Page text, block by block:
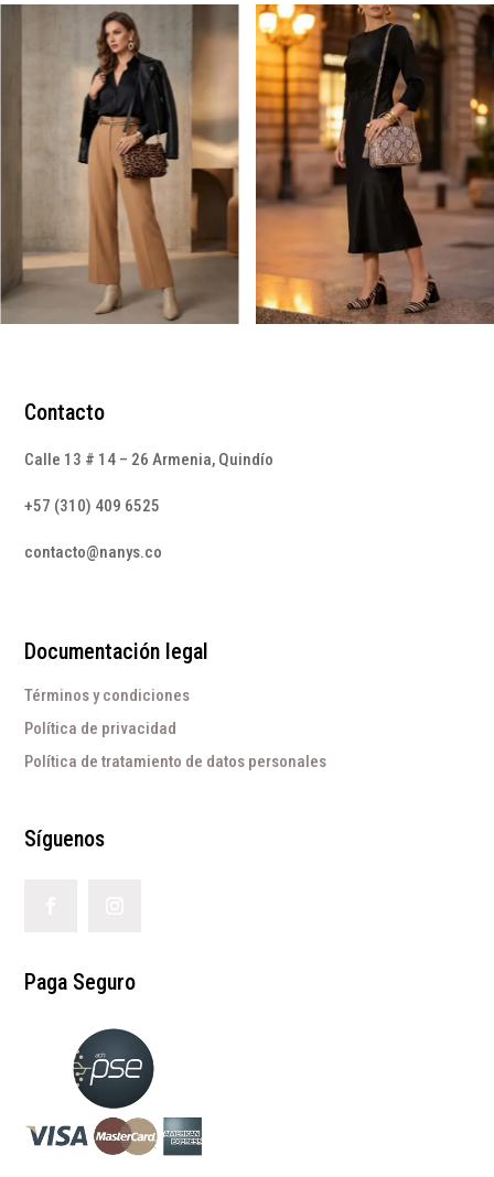
Contacto
Calle 13 # 14 – 26 Armenia, Quindío
+57 (310) 409 6525
contacto@nanys.co
Documentación legal
Términos y condiciones
Política de privacidad
Política de tratamiento de datos personales
Síguenos
Paga Seguro